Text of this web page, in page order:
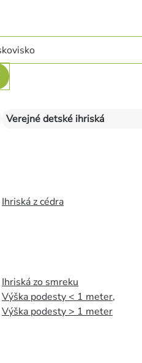
Verejné detské ihriská
Ihriská z cédra
Ihriská zo smreku
Výška podesty < 1 meter,
Výška podesty > 1 meter